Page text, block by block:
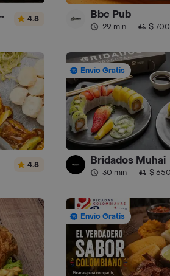
de Ajo 4.8 Bbc Pub
29 min · $
4.8
Envío Gratis
Bridados Muhai
30 min · $
Envío Gratis